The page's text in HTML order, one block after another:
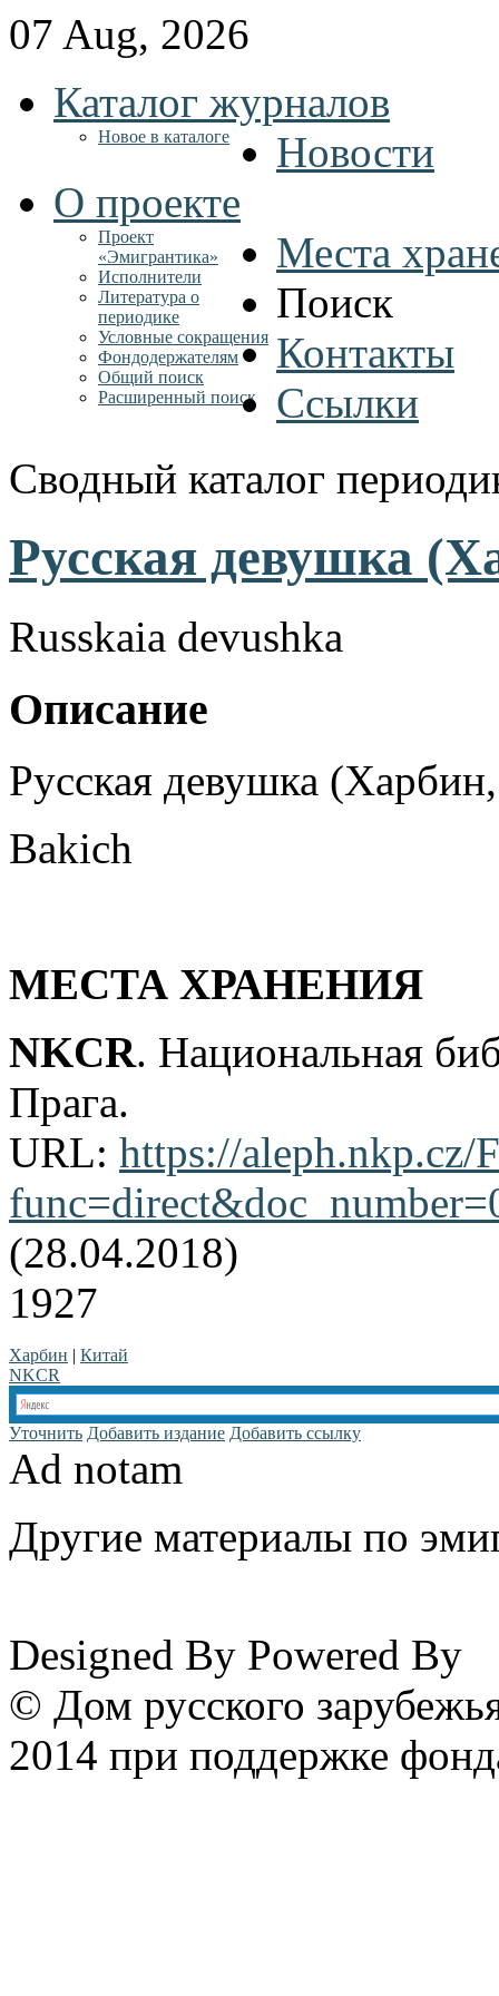
07 Aug, 2026
Каталог журналов
Новое в каталоге
Новости
О проекте
Проект
«Эмигрантика»
Исполнители
Литература о
периодике
Условные сокращения
Фондодержателям
Места
Поиск
Общий поиск
Расширенный поиск
Контакты
Ссылки
Сводный каталог
Русская девушка
Russkaia devushka
Описание
Русская девушка
Bakich
МЕСТА ХРАНЕНИЯ
NKCR. Национальная
Прага.
URL: https://aleph.nkp.cz/
(28.04.2018)
1927
Харбин | Китай
NKCR
Уточнить Добавить издание Добавить ссылку
Ad notam
Другие материалы по
Designed By Powered By
© Дом русского
2014 при поддержке